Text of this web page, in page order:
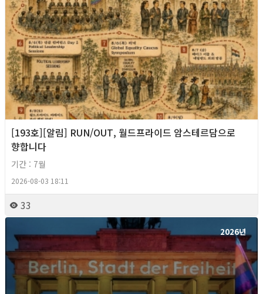
[193호][알림] RUN/OUT, 월드프라이드 암스테르담으로
향합니다
기간 : 7월
2026-08-03 18:11
33
2026년